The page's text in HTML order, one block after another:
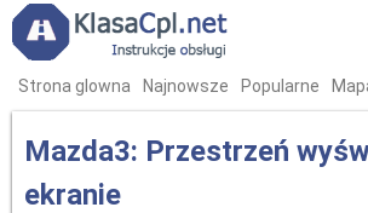
Strona glowna Najnowsze Popularne
Mazda3: Przestrzeń
ekranie